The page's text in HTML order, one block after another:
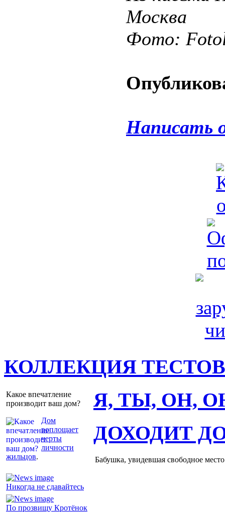
Москва
Фото:
Написать
КОЛЛЕКЦИЯ ТЕСТОВ
Какое впечатление
производит ваш дом?
Дом
воплощает
черты
личности
жильцов.
Я, ТЫ, ОН,
Никогда не сдавайтесь
По прозвищу Кротёнок
ДОХОДИТ
Бабушка, увидевшая свободное